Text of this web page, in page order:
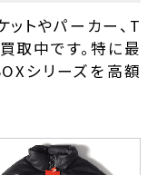
トやパーカー、T
取中です。特に最
シリーズを高額